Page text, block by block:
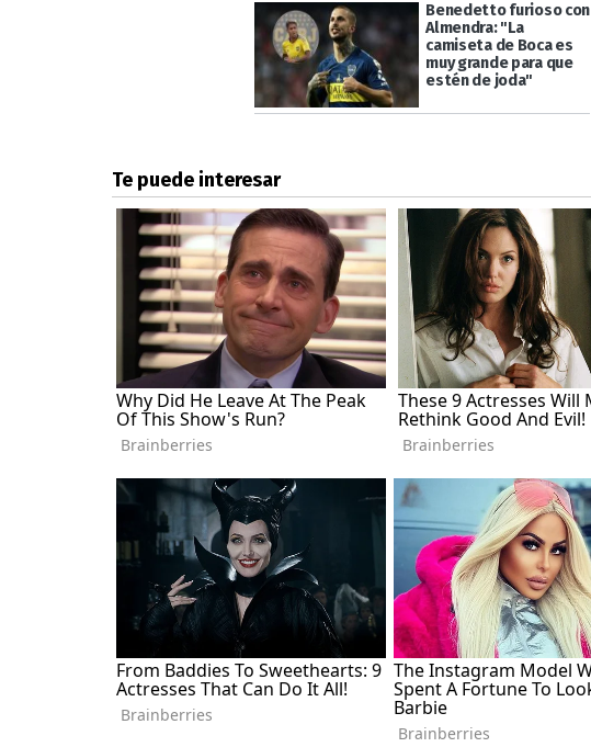
Benedetto furioso con
Almendra: "La
camiseta de Boca es
muy grande para que
estén de joda"